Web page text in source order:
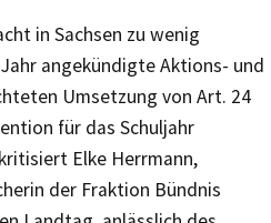
in Sachsen zu wenig
angekündigte Aktions- und
Umsetzung von Art. 24
für das Schuljahr
Elke Herrmann,
der Fraktion Bündnis